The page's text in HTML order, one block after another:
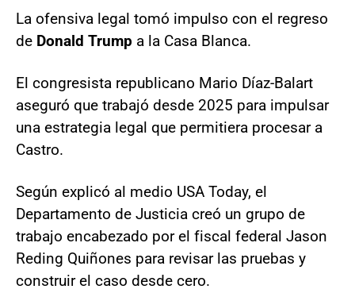
La ofensiva legal tomó impulso con el regreso
de Donald Trump a la Casa Blanca.
El congresista republicano Mario Díaz-Balart
aseguró que trabajó desde 2025 para impulsar
una estrategia legal que permitiera procesar a
Castro.
Según explicó al medio USA Today, el
Departamento de Justicia creó un grupo de
trabajo encabezado por el fiscal federal Jason
Reding Quiñones para revisar las pruebas y
construir el caso desde cero.